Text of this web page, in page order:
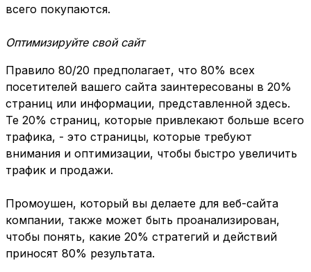
всего покупаются.
Оптимизируйте свой сайт
Правило 80/20 предполагает, что 80% всех
посетителей вашего сайта заинтересованы в 20%
страниц или информации, представленной здесь.
Те 20% страниц, которые привлекают больше всего
трафика, - это страницы, которые требуют
внимания и оптимизации, чтобы быстро увеличить
трафик и продажи.
Промоушен, который вы делаете для веб-сайта
компании, также может быть проанализирован,
чтобы понять, какие 20% стратегий и действий
приносят 80% результата.